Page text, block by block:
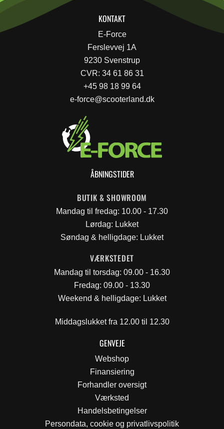
KONTAKT
E-Force
Ferslevvej 1A
9230 Svenstrup
CVR: 34 61 86 31
+45 98 18 99 64
e-force@scooterland.dk
ÅBNINGSTIDER
BUTIK & SHOWROOM
Mandag til fredag: 10.00 - 17.30
Lørdag: Lukket
Søndag & helligdage: Lukket
VÆRKSTEDET
Mandag til torsdag: 09.00 - 16.30
Fredag: 09.00 - 13.30
Weekend & helligdage: Lukket
Middagslukket fra 12.00 til 12.30
GENVEJE
Webshop
Finansiering
Forhandler oversigt
Værksted
Handelsbetingelser
Persondata, cookie og privatlivspolitik